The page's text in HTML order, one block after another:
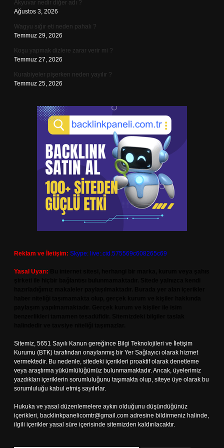
Akyuvar nedir diğer adı ?
Ağustos 3, 2026
Wagyu sığır eti neden pahalı ?
Temmuz 29, 2026
Koşu yapmak dizlere zarar verir mi ?
Temmuz 27, 2026
Kurabiyeler pişerken neden yayılır ?
Temmuz 25, 2026
Reklam ve İletişim: Skype: live:.cid.575569c608265c69
Yasal Uyarı:
Sitemiz, 5651 Sayılı Kanun gereğince Bilgi Teknolojileri ve İletişim
Kurumu (BTK) tarafından onaylanmış bir Yer Sağlayıcı olarak hizmet
vermektedir. Bu nedenle, sitedeki içerikleri proaktif olarak denetleme
veya araştırma yükümlülüğümüz bulunmamaktadır. Ancak, üyelerimiz
yazdıkları içeriklerin sorumluluğunu taşımakta olup, siteye üye olarak bu
sorumluluğu kabul etmiş sayılırlar.
Hukuka ve yasal düzenlemelere aykırı olduğunu düşündüğünüz
içerikleri, backlinkpanelicomtr@gmail.com adresine bildirmeniz halinde,
ilgili içerikler yasal süre içerisinde sitemizden kaldırılacaktır.